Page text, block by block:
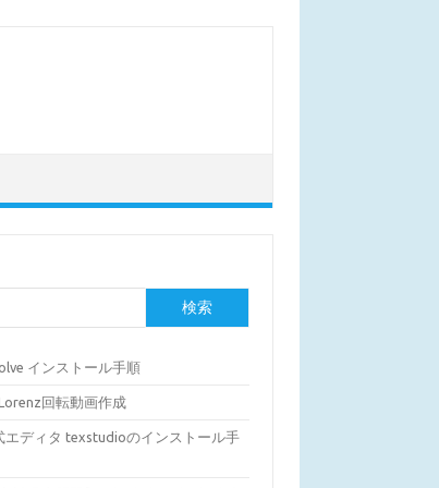
検索
インストール手順
回転動画作成
エディタ texstudioのインストール手